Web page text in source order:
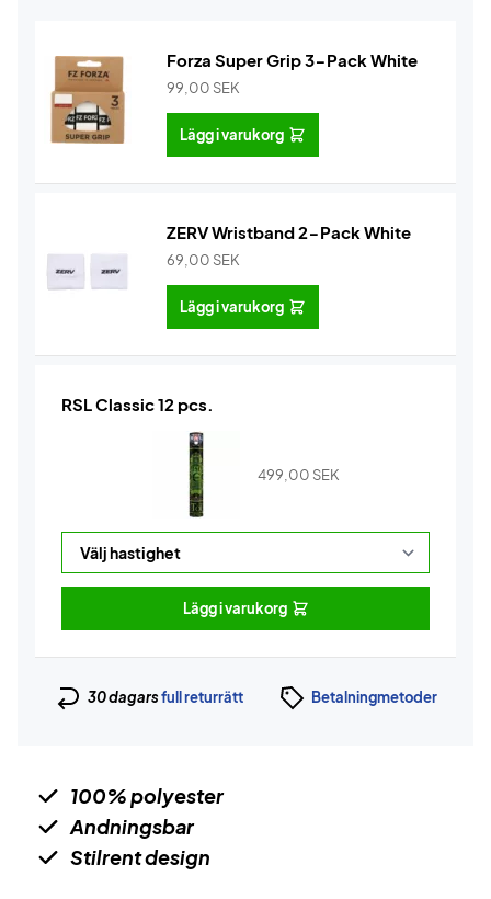
Forza Super Grip 3-Pack White
99,00 SEK
Lägg i varukorg
ZERV Wristband 2-Pack White
69,00 SEK
Lägg i varukorg
RSL Classic 12 pcs.
499,00 SEK
Lägg i varukorg
30 dagarsfull returrätt Betalningmetoder
100% polyester
Andningsbar
Stilrent design